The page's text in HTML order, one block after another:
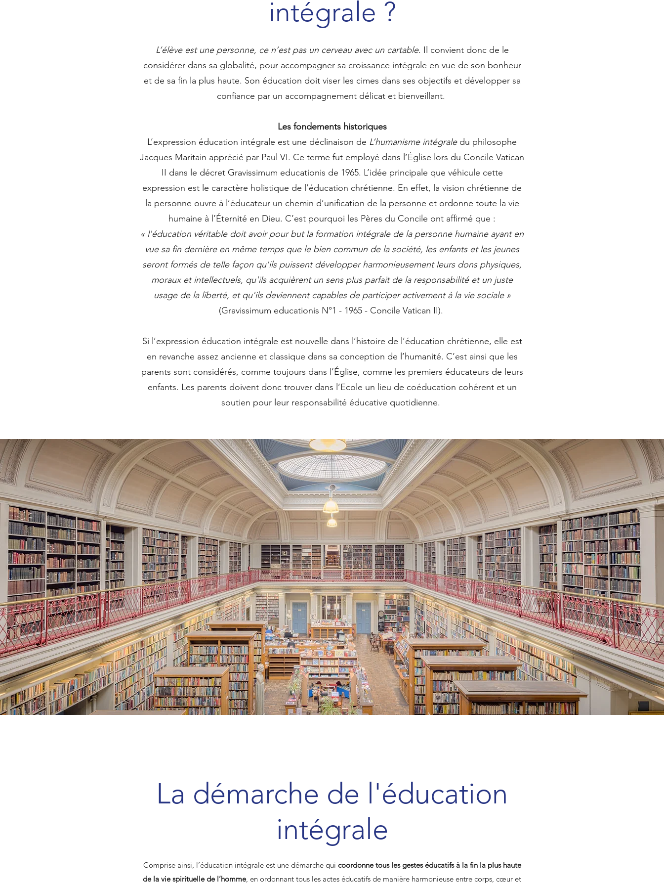
intégrale ?
L’élève est une personne, ce n’est pas un cerveau avec un cartable. Il convient donc de le
considérer dans sa globalité, pour accompagner sa croissance intégrale en vue de son bonheur
et de sa fin la plus haute. Son éducation doit viser les cimes dans ses objectifs et développer sa
confiance par un accompagnement délicat et bienveillant.
Les fondements historiques
L’expression éducation intégrale est une déclinaison de L’humanisme intégraledu philosophe
Jacques Maritain apprécié par Paul VI. Ce terme fut employé dans l’Église lors du Concile Vatican
II dans le décret Gravissimum educationis de 1965. L’idée principale que véhicule cette
expression est le caractère holistique de l’éducation chrétienne. En effet, la vision chrétienne de
la personne ouvre à l’éducateur un chemin d’unification de la personne et ordonne toute la vie
humaine à l’Éternité en Dieu. C’est pourquoi les Pères du Concile ont affirmé que :
« l'éducation véritable doit avoir pour but la formation intégrale de la personne humaine ayant en
vue sa fin dernière en même temps que le bien commun de la société, les enfants et les jeunes
seront formés de telle façon qu'ils puissent développer harmonieusement leurs dons physiques,
moraux et intellectuels, qu'ils acquièrent un sens plus parfait de la responsabilité et un juste
usage de la liberté, et qu'ils deviennent capables de participer activement à la vie sociale »
(Gravissimum educationis N°1 - 1965 - Concile Vatican II).
Si l’expression éducation intégrale est nouvelle dans l’histoire de l’éducation chrétienne, elle est
en revanche assez ancienne et classique dans sa conception de l’humanité. C’est ainsi que les
parents sont considérés, comme toujours dans l’Église, comme les premiers éducateurs de leurs
enfants. Les parents doivent donc trouver dans l’Ecole un lieu de coéducation cohérent et un
soutien pour leur responsabilité éducative quotidienne.
La démarche de l'éducation
intégrale
Comprise ainsi, l’éducation intégrale est une démarche qui coordonne tous les gestes éducatifs à la fin la plus haute
de la vie spirituelle de l’homme, en ordonnant tous les actes éducatifs de manière harmonieuse entre corps, cœur et